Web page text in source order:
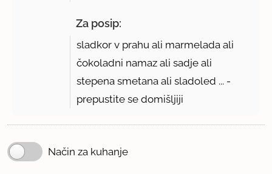
Za posip:
sladkor v prahu ali marmelada ali
čokoladni namaz ali sadje ali
stepena smetana ali sladoled ... -
prepustite se domišljiji
Način za kuhanje